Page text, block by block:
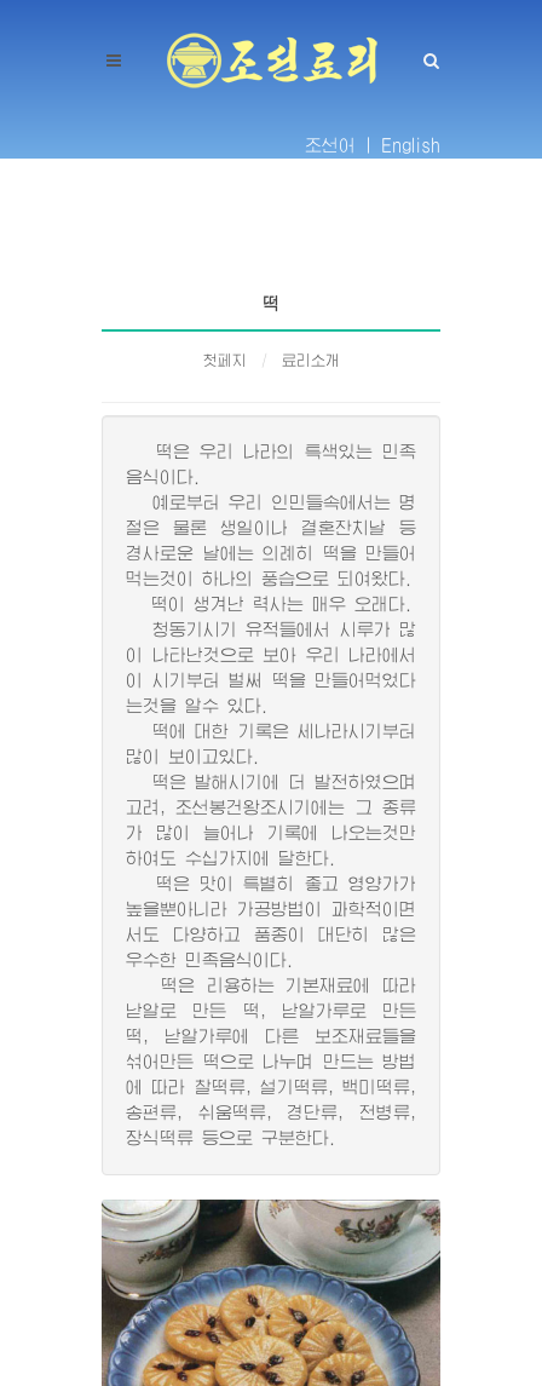
조선어 | English
떡
첫페지 료리소개
떡은 우리 나라의 특색있는 민족
음식이다.
예로부터 우리 인민들속에서는 명
절은 물론 생일이나 결혼잔치날 등
경사로운 날에는 의례히 떡을 만들어
먹는것이 하나의 풍습으로 되여왔다.
떡이 생겨난 력사는 매우 오래다.
청동기시기 유적들에서 시루가 많
이 나타난것으로 보아 우리 나라에서
이 시기부터 벌써 떡을 만들어먹었다
는것을 알수 있다.
떡에 대한 기록은 세나라시기부터
많이 보이고있다.
떡은 발해시기에 더 발전하였으며
고려, 조선봉건왕조시기에는 그 종류
가 많이 늘어나 기록에 나오는것만
하여도 수십가지에 달한다.
떡은 맛이 특별히 좋고 영양가가
높을뿐아니라 가공방법이 과학적이면
서도 다양하고 품종이 대단히 많은
우수한 민족음식이다.
떡은 리용하는 기본재료에 따라
낟알로 만든 떡, 낟알가루로 만든
떡, 낟알가루에 다른 보조재료들을
섞어만든 떡으로 나누며 만드는 방법
에 따라 찰떡류, 설기떡류, 백미떡류,
송편류, 쉬움떡류, 경단류, 전병류,
장식떡류 등으로 구분한다.